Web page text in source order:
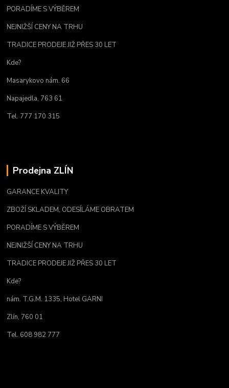
PORADÍME S VÝBĚREM
NEJNIŽŠÍ CENY NA TRHU
TRADICE PRODEJE JIŽ PŘES 30 LET
Kde?
Masarykovo nám. 66
Napajedla, 763 61
Tel. 777 170 315
Prodejna ZLÍN
GARANCE KVALITY
ZBOŽÍ SKLADEM, ODESÍLÁME OBRATEM
PORADÍME S VÝBĚREM
NEJNIŽŠÍ CENY NA TRHU
TRADICE PRODEJE JIŽ PŘES 30 LET
Kde?
nám. T.G.M. 1335, Hotel GARNI
Zlín, 760 01
Tel. 608 982 777